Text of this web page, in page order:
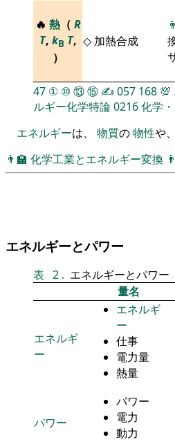
🔥 熱（ R
T, kB T,
）
◇ 加熱合成
47 ① ⑩⑬⑮ ✍ 057 168 💯
ルギー化学特論0216化学
エネルギーは、 物質の物性や
👨‍🏫 化学工業とエネルギー変換
エネルギーとパワー
表 2 . エネルギーとパワー
量名
エネルギ
ー
エネルギ
ー
仕事
電力量
熱量
パワー
パワー
電力
動力